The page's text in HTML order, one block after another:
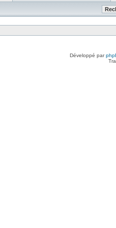
Développé par